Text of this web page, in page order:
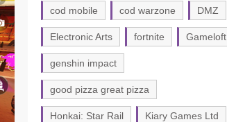
cod mobile cod warzone DMZ
Electronic Arts fortnite Gameloft
genshin impact
good pizza great pizza
Honkai: Star Rail Kiary Games Ltd